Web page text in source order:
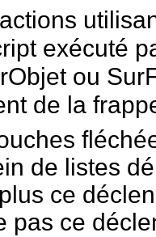
exécuté
ou
de la
de listes
ce
pas ce